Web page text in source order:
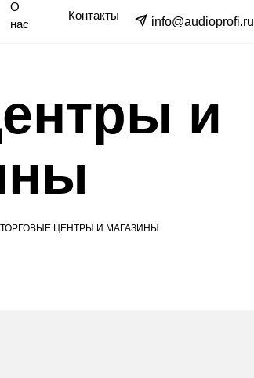
О
нас
Контакты info@audioprofi.ru
и
ТОРГОВЫЕ ЦЕНТРЫ И МАГАЗИНЫ